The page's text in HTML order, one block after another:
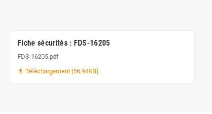
Fiche sécurités : FDS-16205
FDS-16205.pdf
file_download Téléchargement (56.94KB)